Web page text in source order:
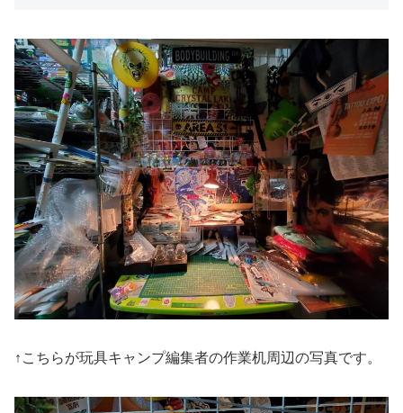
↑こちらが玩具キャンプ編集者の作業机周辺の写真です。